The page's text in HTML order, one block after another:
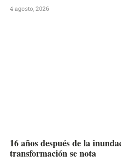
4 agosto, 2026
16 años después de la
transformación se nota